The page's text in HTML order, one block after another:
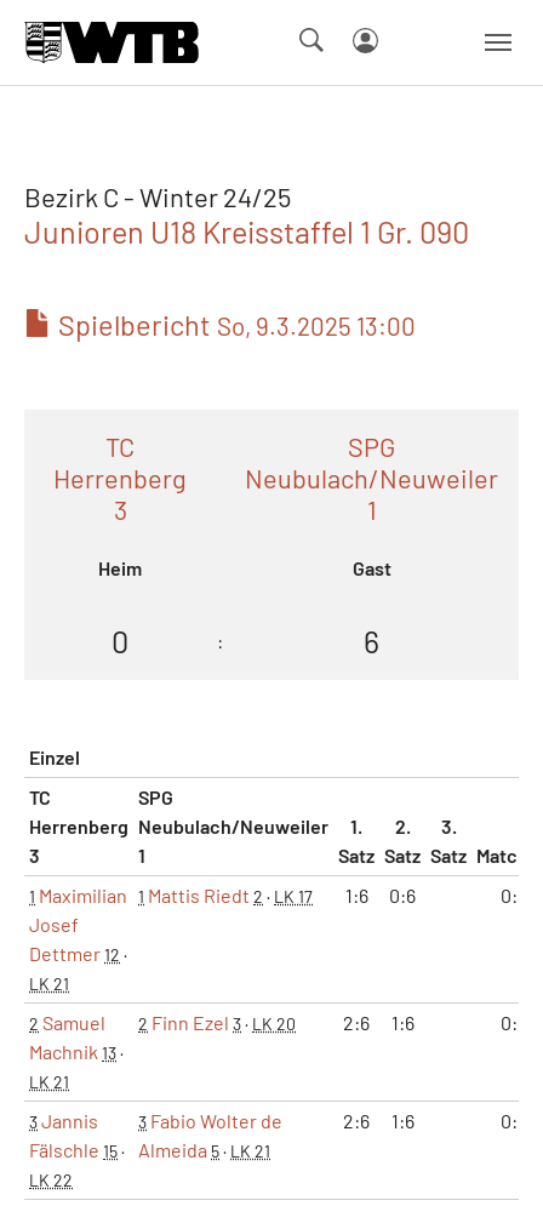
Bezirk C - Winter 24/25
Junioren U18 Kreisstaffel 1 Gr. 090
Spielbericht So, 9.3.2025 13:00
TC
Herrenberg
3
Heim
SPG
Neubulach/Neuweiler
1
Gast
0 : 6
Einzel
TC
Herrenberg
3
SPG
Neubulach/Neuweiler
1
1.
Satz
2.
Satz
3.
Satz
1 Maximilian
Josef
Dettmer12 ·
LK 21
1 Mattis Riedt 2 · LK 17 1:6 0:6 0:1
2 Samuel
Machnik 13·
LK 21
2 Finn Ezel 3· LK 20 2:6 1:6 0:1
3Jannis
Fälschle 15·
LK 22
3 Fabio Wolter de
Almeida 5· LK 21
2:6 1:6 0:1